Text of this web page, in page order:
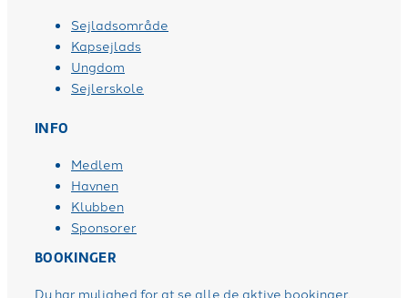
Sejladsområde
Kapsejlads
Ungdom
Sejlerskole
INFO
Medlem
Havnen
Klubben
Sponsorer
BOOKINGER
Du har mulighed for at se alle de aktive bookinger,